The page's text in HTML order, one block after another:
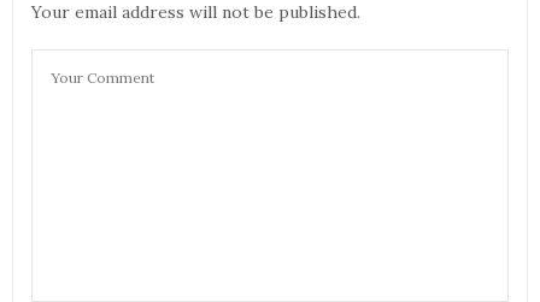
Your email address will not be published.